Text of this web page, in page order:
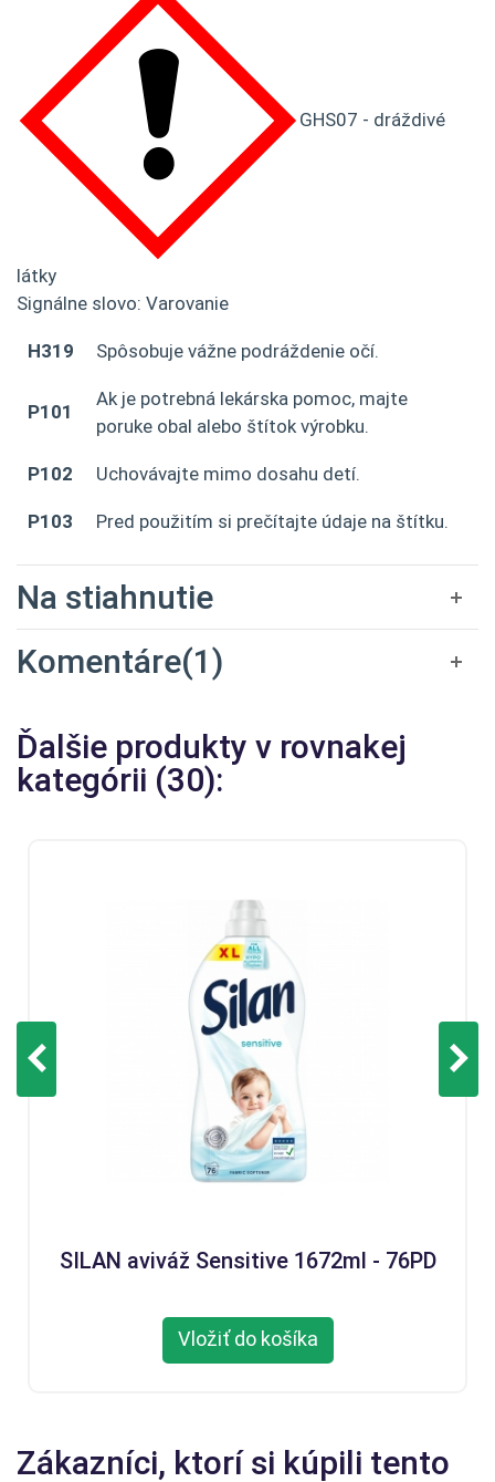
GHS07 - dráždivé
látky
Signálne slovo: Varovanie
H319 Spôsobuje vážne podráždenie očí.
P101
Ak je potrebná lekárska pomoc, majte
poruke obal alebo štítok výrobku.
P102 Uchovávajte mimo dosahu detí.
P103 Pred použitím si prečítajte údaje na štítku.
Na stiahnutie
Komentáre(1)
Ďalšie produkty v rovnakej
kategórii (30):
SILAN aviváž Sensitive 1672ml - 76PD
Vložiť do košíka
Zákazníci, ktorí si kúpili tento